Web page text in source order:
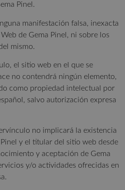
Pinel.
manifestación falsa, inexacta
de Gema Pinel, ni sobre los
mismo.
el sitio web en el que se
no contendrá ningún elemento,
como propiedad intelectual por
salvo autorización expresa
no implicará la existencia
y el titular del sitio web desde
y aceptación de Gema
y/o actividades ofrecidas en